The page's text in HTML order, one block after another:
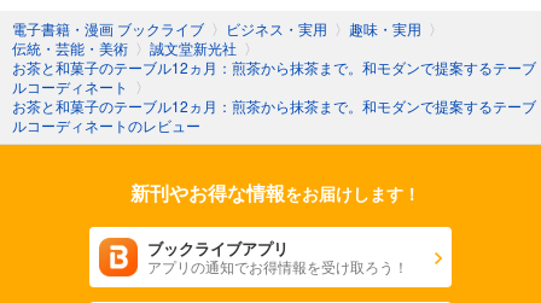
電子書籍・漫画 ブックライブ 〉 ビジネス・実用 〉 趣味・実用 〉
伝統・芸能・美術 〉 誠文堂新光社 〉
お茶と和菓子のテーブル12ヵ月：煎茶から抹茶まで。和モダンで提案するテーブ
ルコーディネート
〉
お茶と和菓子のテーブル12ヵ月：煎茶から抹茶まで。和モダンで提案するテーブ
ルコーディネートのレビュー
新刊やお得な情報をお届けします！
ブックライブアプリ
アプリの通知でお得情報を受け取ろう！